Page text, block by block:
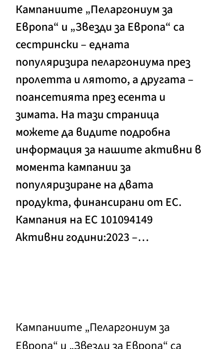
Кампаниите „Пеларгониум за
Европа“ и „Звезди за Европа“ са
сестрински – едната
популяризира пеларгониума през
пролетта и лятото, а другата –
поансетията през есента и
зимата. На тази страница
можете да видите подробна
информация за нашите активни в
момента кампании за
популяризиране на двата
продукта, финансирани от ЕС.
Кампания на ЕС 101094149
Активни години:2023 –…
Кампаниите „Пеларгониум за